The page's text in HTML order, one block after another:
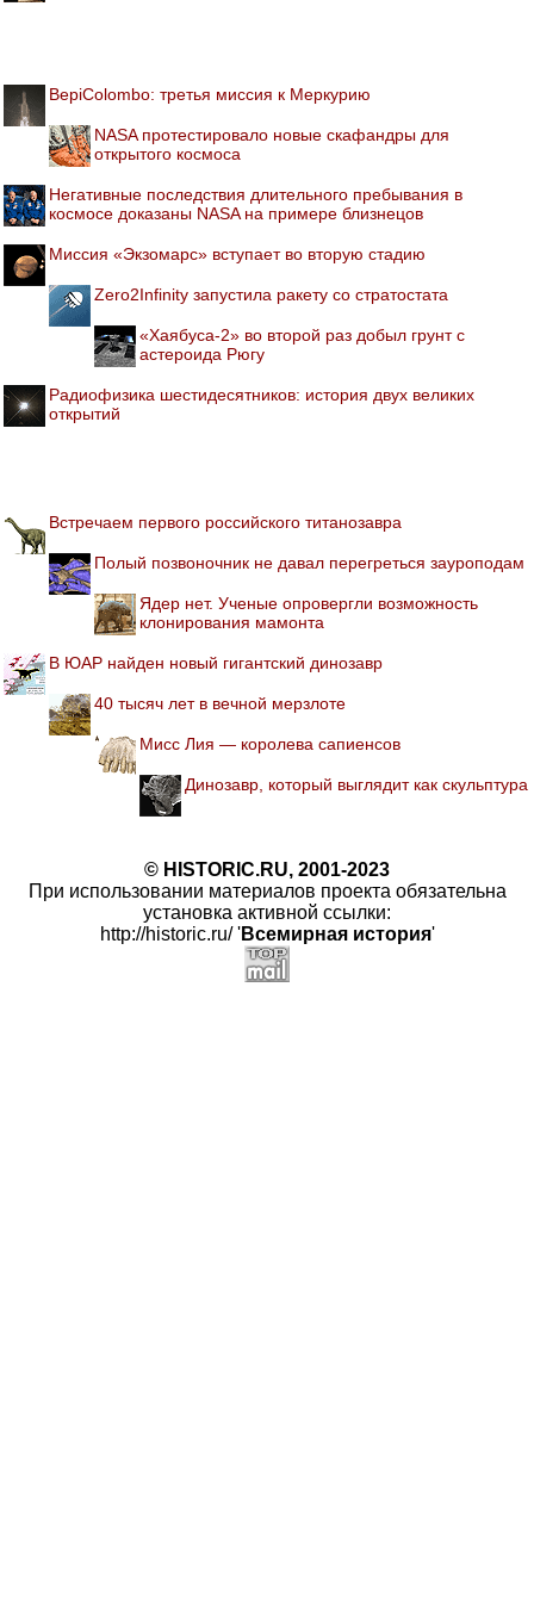
BepiColombo: третья миссия к Меркурию
NASA протестировало новые скафандры для
открытого космоса
Негативные последствия длительного пребывания в
космосе доказаны NASA на примере близнецов
Миссия «Экзомарс» вступает во вторую стадию
Zero2Infinity запустила ракету со стратостата
«Хаябуса-2» во второй раз добыл грунт с
астероида Рюгу
Радиофизика шестидесятников: история двух великих
открытий
Встречаем первого российского титанозавра
Полый позвоночник не давал перегреться зауроподам
Ядер нет. Ученые опровергли возможность
клонирования мамонта
В ЮАР найден новый гигантский динозавр
40 тысяч лет в вечной мерзлоте
Мисс Лия — королева сапиенсов
Динозавр, который выглядит как скульптура
© HISTORIC.RU, 2001-2023
При использовании материалов проекта обязательна
установка активной ссылки:
http://historic.ru/ 'Всемирная история'